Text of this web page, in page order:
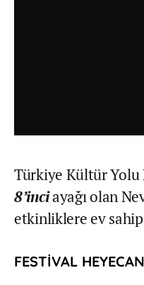
Türkiye Kültür Yolu
8’inciayağı olan
etkinliklere ev
FESTİVAL